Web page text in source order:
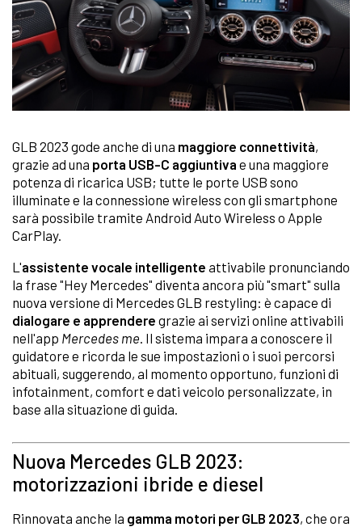
GLB 2023 gode anche di una maggiore connettività,
grazie ad una porta USB-C aggiuntiva e una maggiore
potenza di ricarica USB; tutte le porte USB sono
illuminate e la connessione wireless con gli smartphone
sarà possibile tramite Android Auto Wireless o Apple
CarPlay.
L'assistente vocale intelligente attivabile pronunciando
la frase "Hey Mercedes" diventa ancora più "smart" sulla
nuova versione di Mercedes GLB restyling: è capace di
dialogare e apprendere grazie ai servizi online attivabili
nell'app Mercedes me . Il sistema impara a conoscere il
guidatore e ricorda le sue impostazioni o i suoi percorsi
abituali, suggerendo, al momento opportuno, funzioni di
infotainment, comfort e dati veicolo personalizzate, in
base alla situazione di guida.
Nuova Mercedes GLB 2023:
motorizzazioni ibride e diesel
Rinnovata anche la gamma motori per GLB 2023, che ora